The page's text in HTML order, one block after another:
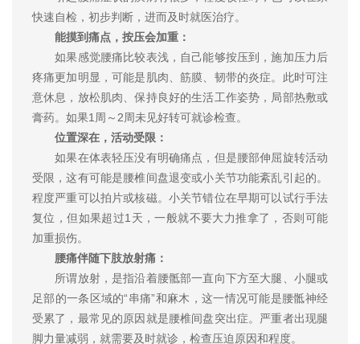
快速自检，初步判断，进而及时就医治疗。
能摸到痛点，按压会加重：
如果感觉腰痛比较表浅，自己能够按压到，施加压力后
疼痛更加明显，可能是肌肉、筋膜、韧带的炎症。此时可注
意休息，放松肌肉、保持良好的生活工作姿势，局部热敷或
膏药。如果1周～2周未见好转可就诊检查。
位置深在，活动受限：
如果在体表轻压没有明确痛点，但是腰部伸屈旋转活动
受限，这有可能是腰椎间盘退变或小关节功能紊乱引起的。
程度严重可以拍片或核磁。小关节错位在早期可以试行手法
复位，但如果超过1天，一般就不要大力推拿了，否则可能
加重损伤。
腰痛伴随下肢放射痛：
所谓放射，是指沿着腰骶部一直向下方至大腿、小腿或
足部的一条区域的“串痛”和麻木，这一情况可能是腰骶神经
受累了，最常见的原因就是腰椎间盘突出症。严重者出现腿
脚力量减弱，就需要及时就诊，检查压迫原因和程度。